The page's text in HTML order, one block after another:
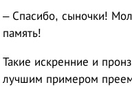
– Спасибо, сыночки!
память!
Такие искренние и
лучшим примером